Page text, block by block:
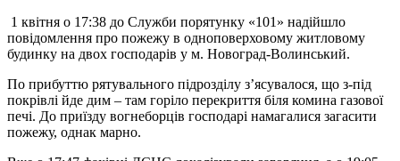
1 квітня о 17:38 до Служби порятунку «101» надійшло
повідомлення про пожежу в одноповерховому житловому
будинку на двох господарів у м. Новоград-Волинський.
По прибуттю рятувального підрозділу з’ясувалося, що з-під
покрівлі йде дим – там горіло перекриття біля комина газової
печі. До приїзду вогнеборців господарі намагалися загасити
пожежу, однак марно.